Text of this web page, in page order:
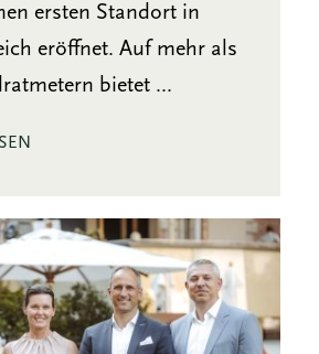
ersten Standort in
eröffnet. Auf mehr als
bietet ...